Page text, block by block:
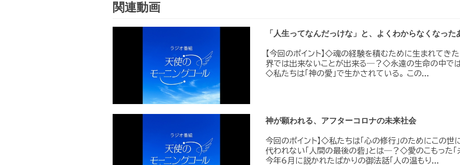
関連動画
「人生ってなんだっけな」と、よくわからなくなった
【今回のポイント】◇魂の経験を積むために生まれてき
界では出来ないことが出来る―？◇永遠の生命の中では
◇私たちは「神の愛」で生かされている。 この...
神が願われる、アフターコロナの未来社会
今回のポイント】◇私たちは「心の修行」のためにこの世
代われない「人間の最後の砦」とは―？◇愛のこもった
今年6月に説かれたばかりの御法話「人の温もり...